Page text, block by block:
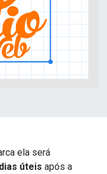
ela será
úteis após a